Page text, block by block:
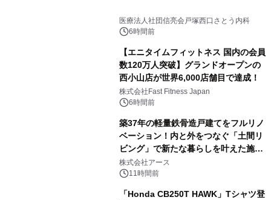
医療法人社団信亮会戸塚西口さとう内科
6時間前
【エニタイムフィットネス 国内の会員
数120万人突破】グランドオープンの
西小山店が世界6,000店舗目で達成！
株式会社Fast Fitness Japan
6時間前
築37年の軽量鉄骨造戸建てをフルリノ
ベーション！内と外をつなぐ「土間リ
ビング」で新たな暮らしを叶えた施工
事例を株式会社アースが公開
株式会社アース
11時間前
「Honda CB250T HAWK」Tシャツ登